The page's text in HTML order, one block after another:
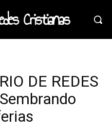
Cristianas
DE REDES